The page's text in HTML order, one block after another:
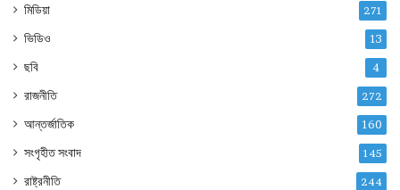
মিডিয়া 271
ভিডিও 13
ছবি 4
রাজনীতি 272
আন্তর্জাতিক 160
সংগৃহীত সংবাদ 145
রাষ্ট্রনীতি 244